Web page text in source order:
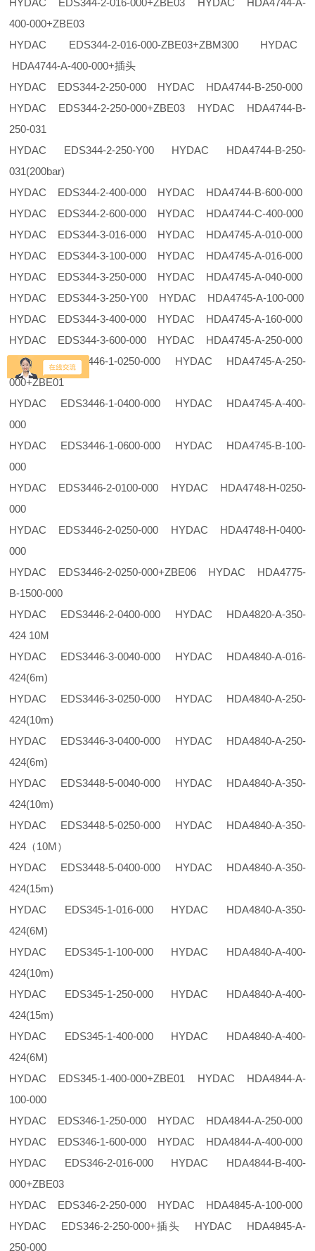
HYDAC EDS344-2-016-000+ZBE03 HYDAC HDA4744-A-
400-000+ZBE03
HYDAC EDS344-2-016-000-ZBE03+ZBM300 HYDAC
HDA4744-A-400-000+插头
HYDAC EDS344-2-250-000 HYDAC HDA4744-B-250-000
HYDAC EDS344-2-250-000+ZBE03 HYDAC HDA4744-B-
250-031
HYDAC EDS344-2-250-Y00 HYDAC HDA4744-B-250-
031(200bar)
HYDAC EDS344-2-400-000 HYDAC HDA4744-B-600-000
HYDAC EDS344-2-600-000 HYDAC HDA4744-C-400-000
HYDAC EDS344-3-016-000 HYDAC HDA4745-A-010-000
HYDAC EDS344-3-100-000 HYDAC HDA4745-A-016-000
HYDAC EDS344-3-250-000 HYDAC HDA4745-A-040-000
HYDAC EDS344-3-250-Y00 HYDAC HDA4745-A-100-000
HYDAC EDS344-3-400-000 HYDAC HDA4745-A-160-000
HYDAC EDS344-3-600-000 HYDAC HDA4745-A-250-000
HYDAC EDS3446-1-0250-000 HYDAC HDA4745-A-250-
000+ZBE01
HYDAC EDS3446-1-0400-000 HYDAC HDA4745-A-400-
000
HYDAC EDS3446-1-0600-000 HYDAC HDA4745-B-100-
000
HYDAC EDS3446-2-0100-000 HYDAC HDA4748-H-0250-
000
HYDAC EDS3446-2-0250-000 HYDAC HDA4748-H-0400-
000
HYDAC EDS3446-2-0250-000+ZBE06 HYDAC HDA4775-
B-1500-000
HYDAC EDS3446-2-0400-000 HYDAC HDA4820-A-350-
424 10M
HYDAC EDS3446-3-0040-000 HYDAC HDA4840-A-016-
424(6m)
HYDAC EDS3446-3-0250-000 HYDAC HDA4840-A-250-
424(10m)
HYDAC EDS3446-3-0400-000 HYDAC HDA4840-A-250-
424(6m)
HYDAC EDS3448-5-0040-000 HYDAC HDA4840-A-350-
424(10m)
HYDAC EDS3448-5-0250-000 HYDAC HDA4840-A-350-
424（10M）
HYDAC EDS3448-5-0400-000 HYDAC HDA4840-A-350-
424(15m)
HYDAC EDS345-1-016-000 HYDAC HDA4840-A-350-
424(6M)
HYDAC EDS345-1-100-000 HYDAC HDA4840-A-400-
424(10m)
HYDAC EDS345-1-250-000 HYDAC HDA4840-A-400-
424(15m)
HYDAC EDS345-1-400-000 HYDAC HDA4840-A-400-
424(6M)
HYDAC EDS345-1-400-000+ZBE01 HYDAC HDA4844-A-
100-000
HYDAC EDS346-1-250-000 HYDAC HDA4844-A-250-000
HYDAC EDS346-1-600-000 HYDAC HDA4844-A-400-000
HYDAC EDS346-2-016-000 HYDAC HDA4844-B-400-
000+ZBE03
HYDAC EDS346-2-250-000 HYDAC HDA4845-A-100-000
HYDAC EDS346-2-250-000+插头 HYDAC HDA4845-A-
250-000